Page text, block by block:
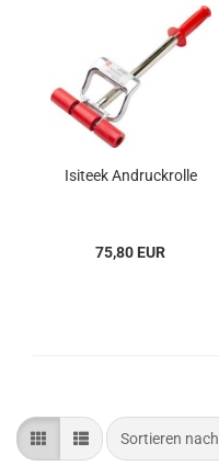
Isi­teek An­druck­rol­le
75,80 EUR
Sortieren nach
Sortieren nach